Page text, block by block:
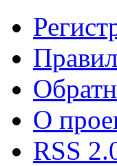
О
RSS